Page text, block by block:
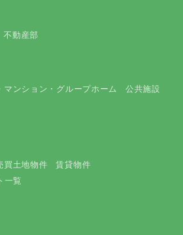
不動産部
マンション・グループホーム
公共施設
買土地物件
賃貸物件
一覧